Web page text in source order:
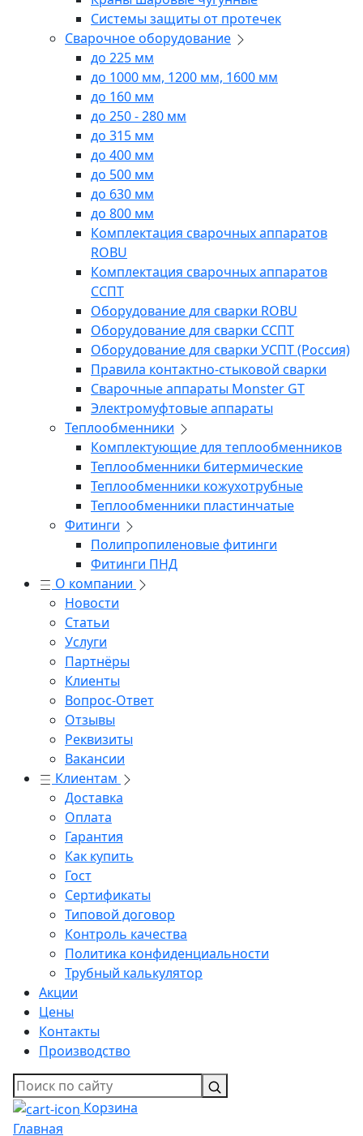
Системы защиты от протечек
Сварочное оборудование
до 225 мм
до 1000 мм, 1200 мм, 1600 мм
до 160 мм
до 250 - 280 мм
до 315 мм
до 400 мм
до 500 мм
до 630 мм
до 800 мм
Комплектация сварочных аппаратов
ROBU
Комплектация сварочных аппаратов
ССПТ
Оборудование для сварки ROBU
Оборудование для сварки ССПТ
Оборудование для сварки УСПТ (Россия)
Правила контактно-стыковой сварки
Сварочные аппараты Monster GT
Электромуфтовые аппараты
Теплообменники
Комплектующие для теплообменников
Теплообменники битермические
Теплообменники кожухотрубные
Теплообменники пластинчатые
Фитинги
Полипропиленовые фитинги
Фитинги ПНД
О компании
Новости
Статьи
Услуги
Партнёры
Клиенты
Вопрос-Ответ
Отзывы
Реквизиты
Вакансии
Клиентам
Доставка
Оплата
Гарантия
Как купить
Гост
Сертификаты
Типовой договор
Контроль качества
Политика конфиденциальности
Трубный калькулятор
Акции
Цены
Контакты
Производство
Корзина
Главная